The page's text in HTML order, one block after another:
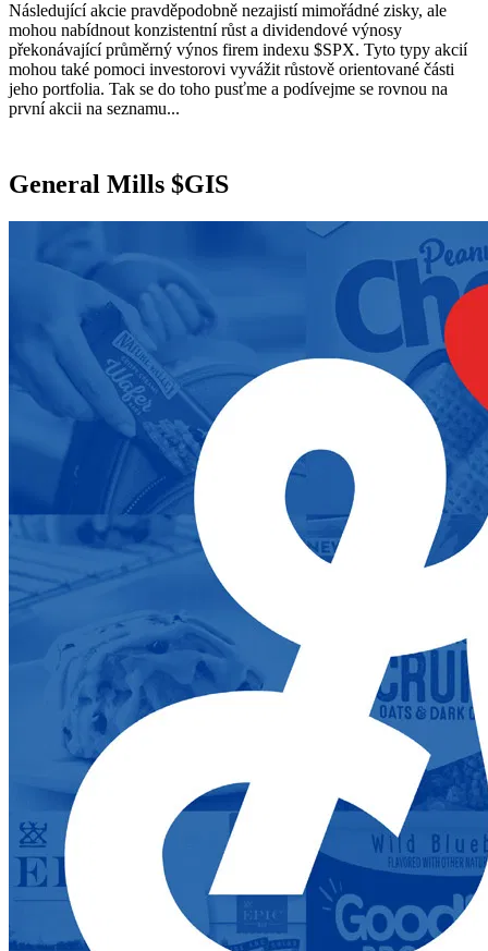
Následující akcie pravděpodobně nezajistí mimořádné zisky, ale
mohou nabídnout konzistentní růst a dividendové výnosy
překonávající průměrný výnos firem indexu $SPX. Tyto typy akcií
mohou také pomoci investorovi vyvážit růstově orientované části
jeho portfolia. Tak se do toho pusťme a podívejme se rovnou na
první akcii na seznamu...
General Mills $GIS